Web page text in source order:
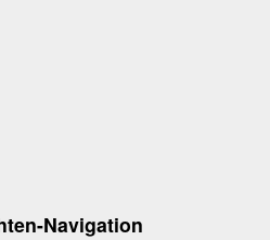
Navigation